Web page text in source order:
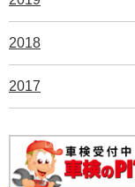
2018
2017